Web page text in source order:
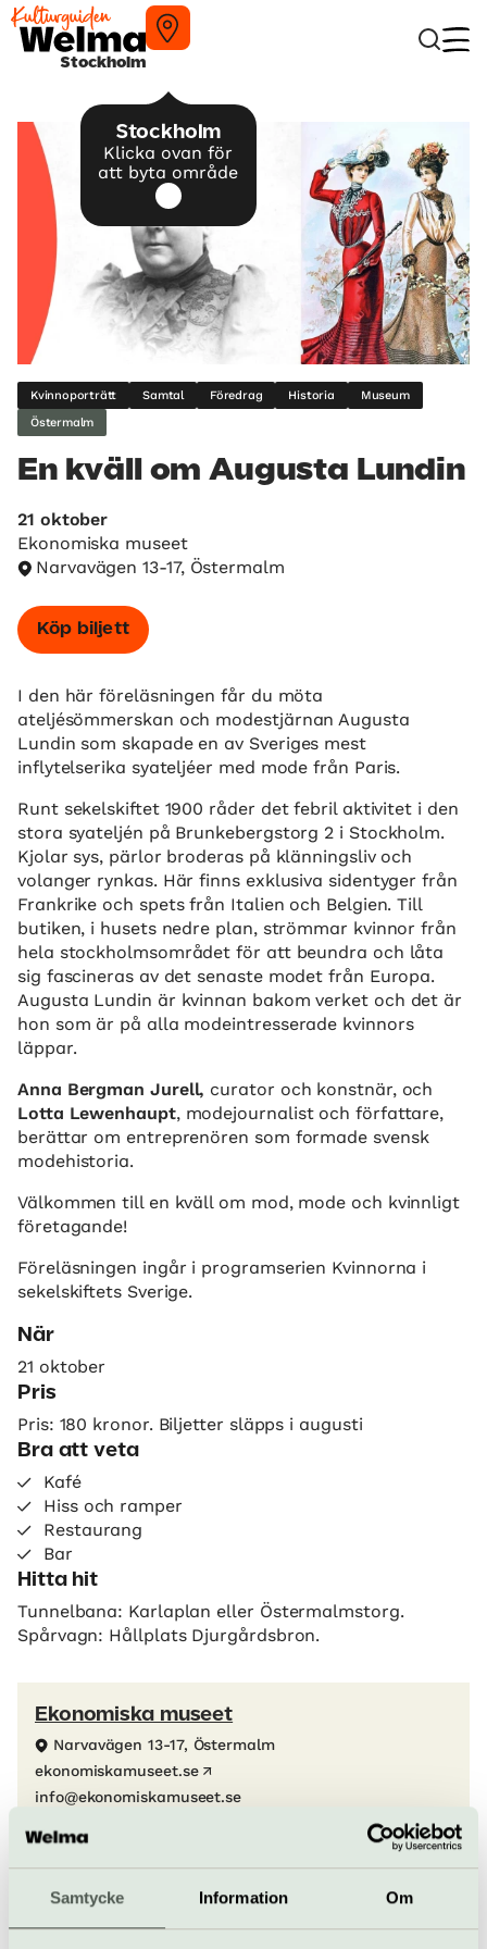
Samtycke Information Om
Stockholm
Stockholm
Klicka ovan för
att byta område
Kvinnoporträtt Samtal Föredrag Historia
Museum
Östermalm
En kväll om Augusta Lundin
21 oktober
Ekonomiska museet
Narvavägen 13-17, Östermalm
Köp biljett
I den här föreläsningen får du möta
ateljésömmerskan och modestjärnan Augusta
Lundin som skapade en av Sveriges mest
inflytelserika syateljéer med mode från Paris.
Runt sekelskiftet 1900 råder det febril aktivitet i den
stora syateljén på Brunkebergstorg 2 i Stockholm.
Kjolar sys, pärlor broderas på klänningsliv och
volanger rynkas. Här finns exklusiva sidentyger från
Frankrike och spets från Italien och Belgien. Till
butiken, i husets nedre plan, strömmar kvinnor från
hela stockholmsområdet för att beundra och låta
sig fascineras av det senaste modet från Europa.
Augusta Lundin är kvinnan bakom verket och det är
hon som är på alla modeintresserade kvinnors
läppar.
Anna Bergman Jurell, curator och konstnär, och
Lotta Lewenhaupt, modejournalist och författare,
berättar om entreprenören som formade svensk
modehistoria.
Välkommen till en kväll om mod, mode och kvinnligt
företagande!
Föreläsningen ingår i programserien Kvinnorna i
sekelskiftets Sverige.
När
21 oktober
Pris
Pris: 180 kronor. Biljetter släpps i augusti
Bra att veta
Kafé
Hiss och ramper
Restaurang
Bar
Hitta hit
Tunnelbana: Karlaplan eller Östermalmstorg.
Spårvagn: Hållplats Djurgårdsbron.
Ekonomiska museet
Narvavägen 13-17, Östermalm
ekonomiskamuseet.se
info@ekonomiskamuseet.se